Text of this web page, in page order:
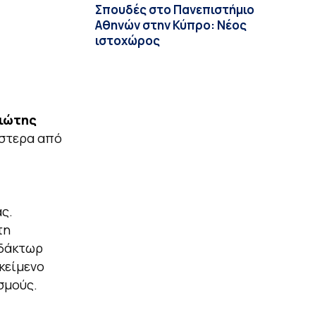
από
Σπουδές στο Πανεπιστήμιο
Αθηνών στην Κύπρο: Νέος
ιστοχώρος